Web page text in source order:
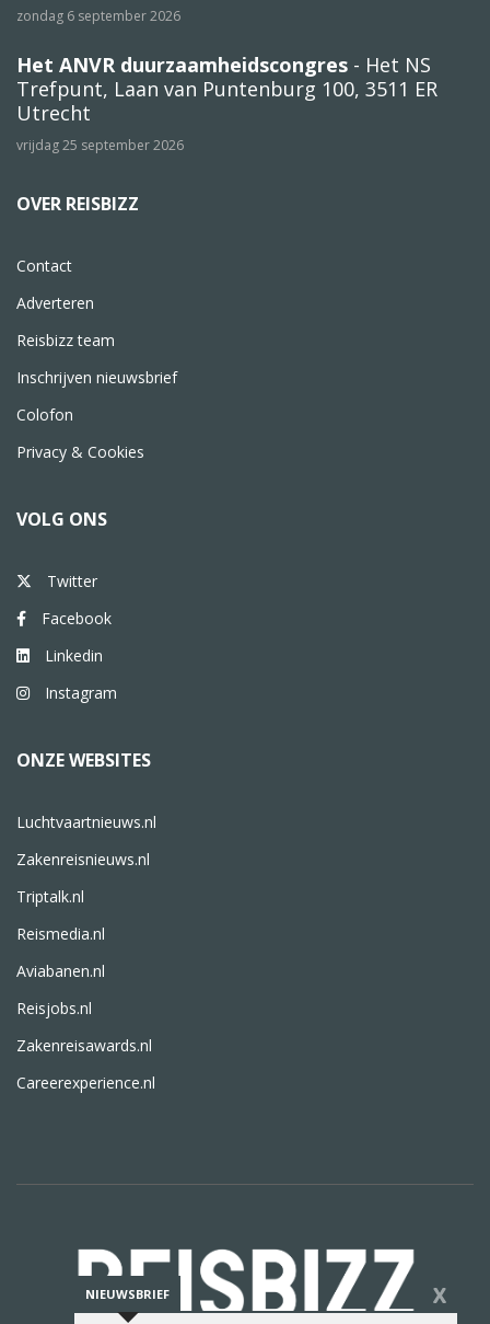
zondag 6 september 2026
Het ANVR duurzaamheidscongres - Het NS
Trefpunt, Laan van Puntenburg 100, 3511 ER
Utrecht
vrijdag 25 september 2026
OVER REISBIZZ
Contact
Adverteren
Reisbizz team
Inschrijven nieuwsbrief
Colofon
Privacy & Cookies
VOLG ONS
Twitter
Facebook
Linkedin
Instagram
ONZE WEBSITES
Luchtvaartnieuws.nl
Zakenreisnieuws.nl
Triptalk.nl
Reismedia.nl
Aviabanen.nl
Reisjobs.nl
Zakenreisawards.nl
Careerexperience.nl
NIEUWSBRIEF X